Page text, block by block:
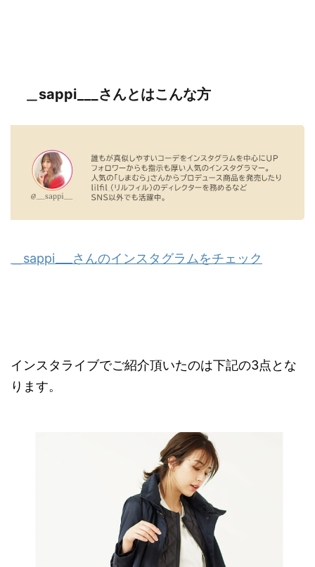
＿sappi___さんとはこんな方
＿sappi___さんのインスタグラムをチェック
インスタライブでご紹介頂いたのは下記の3点とな
ります。